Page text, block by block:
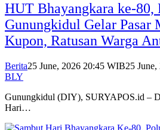
HUT Bhayangkara ke-80,
Gunungkidul Gelar Pasar
Kupon, Ratusan Warga
Berita25 June, 2026 20:45 WIB25
BLY
Gunungkidul (DIY), SURYAPOS.id –
Hari…